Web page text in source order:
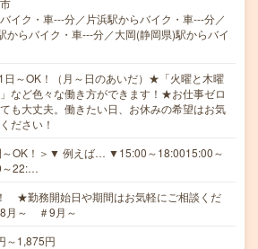
イク・車---分／片浜駅からバイク・車---分／
からバイク・車---分／大岡(静岡県)駅からバイ
日～OK！（月～日のあいだ）★「火曜と木曜
など色々な働き方ができます！★お仕事ゼロ
も大丈夫。働きたい日、お休みの希望はお気
ださい！
～OK！＞▼ 例えば… ▼15:00～18:0015:00～
～22:…
★勤務開始日や期間はお気軽にご相談くだ
月～ ＃9月～
～1,875円